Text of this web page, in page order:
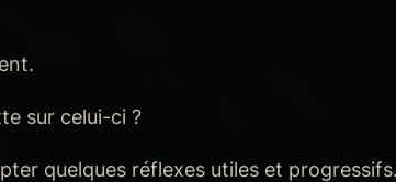
sur celui-ci ?
quelques réflexes utiles et progressifs.